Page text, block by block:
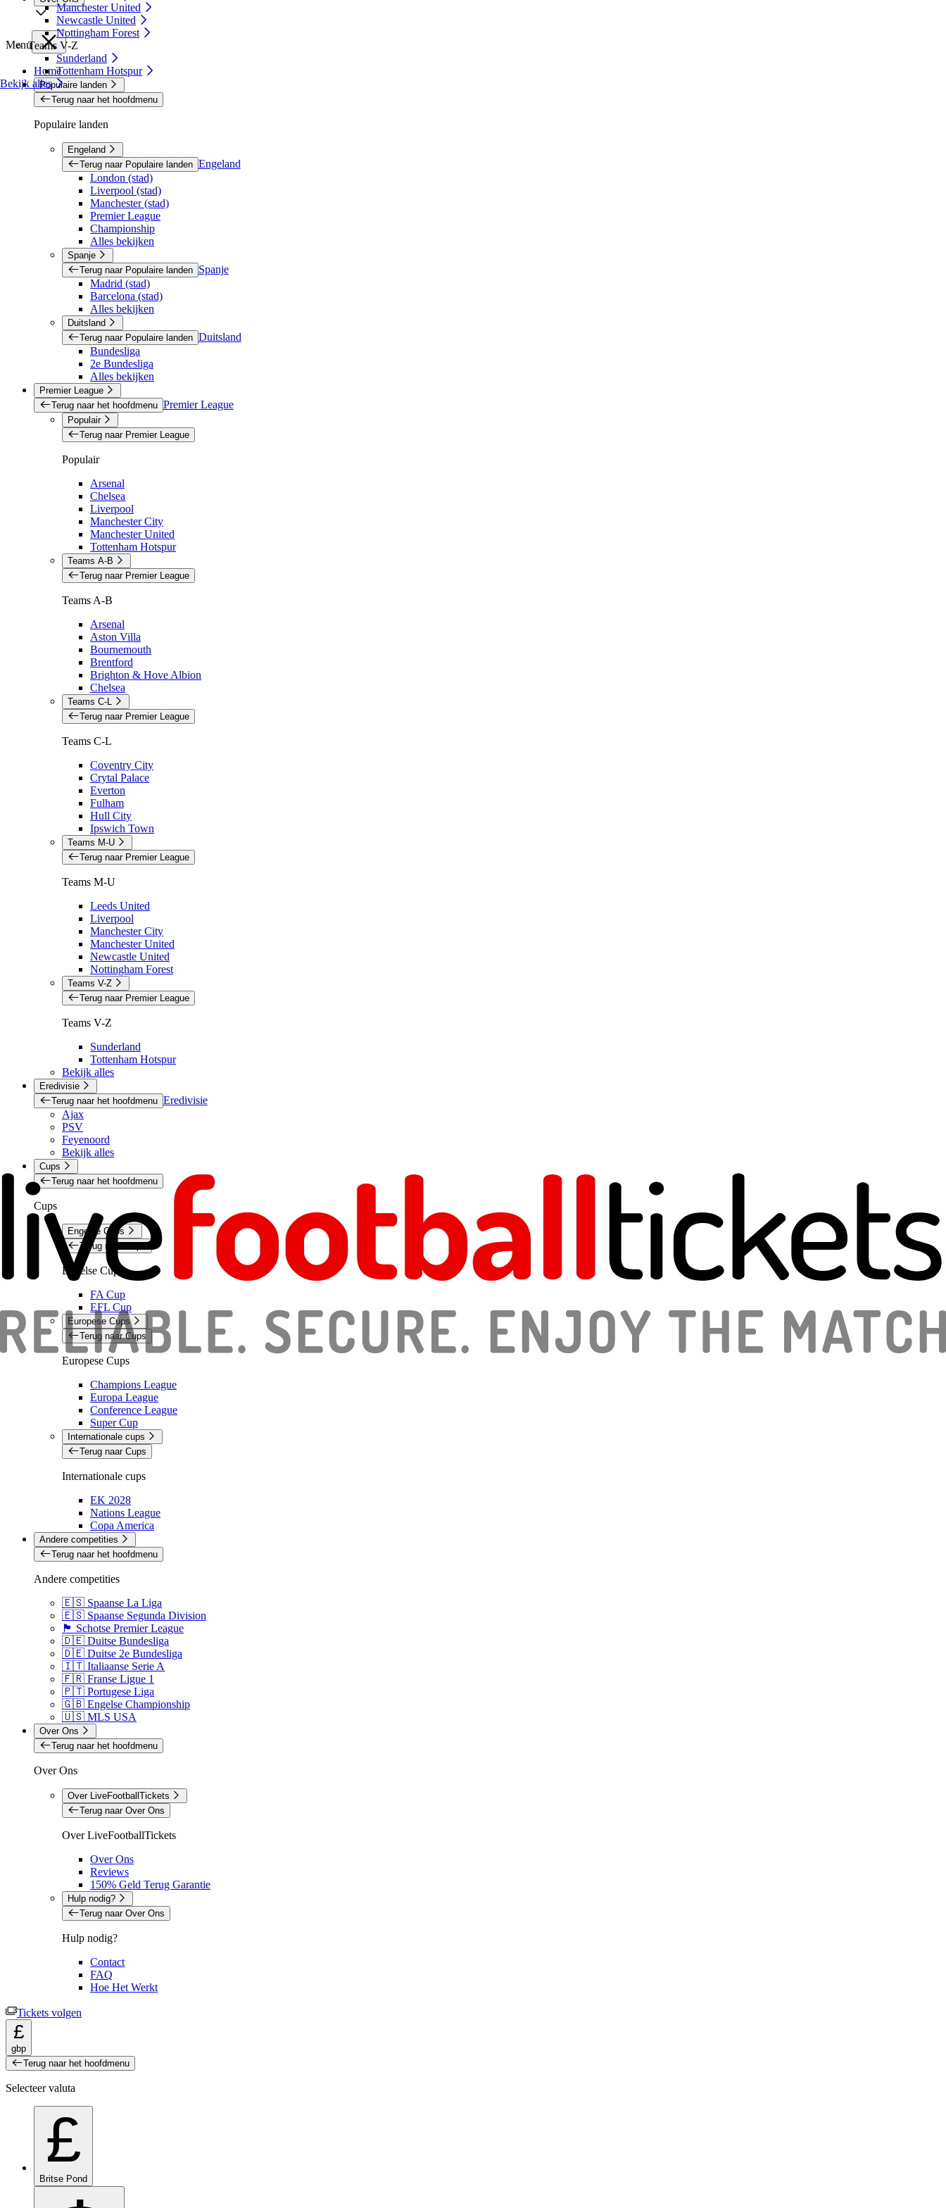
Manchester United
Newcastle United
Nottingham Forest
Teams V-Z
Sunderland
Tottenham Hotspur
Bekijk alles
Menu
Home
Populaire landen
Terug naar het hoofdmenu
Populaire landen
Engeland
Terug naar Populaire landen Engeland
London (stad)
Liverpool (stad)
Manchester (stad)
Premier League
Championship
Alles bekijken
Spanje
Terug naar Populaire landen
Spanje
Madrid (stad)
Barcelona (stad)
Alles bekijken
Duitsland
Terug naar Populaire landen Duitsland
Bundesliga
2e Bundesliga
Alles bekijken
Premier League
Terug naar het hoofdmenu Premier League
Populair
Terug naar Premier League
Populair
Arsenal
Chelsea
Liverpool
Manchester City
Manchester United
Tottenham Hotspur
Teams A-B
Terug naar Premier League
Teams A-B
Arsenal
Aston Villa
Bournemouth
Brentford
Brighton & Hove Albion
Chelsea
Teams C-L
Terug naar Premier League
Teams C-L
Coventry City
Crytal Palace
Everton
Fulham
Hull City
Ipswich Town
Teams M-U
Terug naar Premier League
Teams M-U
Leeds United
Liverpool
Manchester City
Manchester United
Newcastle United
Nottingham Forest
Teams V-Z
Terug naar Premier League
Teams V-Z
Sunderland
Tottenham Hotspur
Bekijk alles
Eredivisie
Terug naar het hoofdmenu Eredivisie
Ajax
PSV
Feyenoord
Bekijk alles
Cups
Terug naar het hoofdmenu
Cups
Engelse Cups
Terug naar Cups
Engelse Cups
FA Cup
EFL Cup
Europese Cups
Terug naar Cups
Europese Cups
Champions League
Europa League
Conference League
Super Cup
Internationale cups
Terug naar Cups
Internationale cups
EK 2028
Nations League
Copa America
Andere competities
Terug naar het hoofdmenu
Andere competities
🇪🇸 Spaanse La Liga
🇪🇸 Spaanse Segunda Division
🏴󠁧󠁢󠁳󠁣󠁴󠁿 Schotse Premier League
🇩🇪 Duitse Bundesliga
🇩🇪 Duitse 2e Bundesliga
🇮🇹 Italiaanse Serie A
🇫🇷 Franse Ligue 1
🇵🇹 Portugese Liga
🇬🇧 Engelse Championship
🇺🇸 MLS USA
Over Ons
Terug naar het hoofdmenu
Over Ons
Over LiveFootballTickets
Terug naar Over Ons
Over LiveFootballTickets
Over Ons
Reviews
150% Geld Terug Garantie
Hulp nodig?
Terug naar Over Ons
Hulp nodig?
Contact
FAQ
Hoe Het Werkt
Tickets volgen
£
gbp
Terug naar het hoofdmenu
Selecteer valuta
£
Britse Pond